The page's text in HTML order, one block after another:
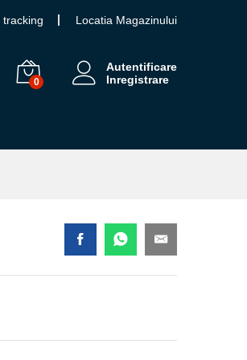
tracking Locatia Magazinului
0
Autentificare
Inregistrare